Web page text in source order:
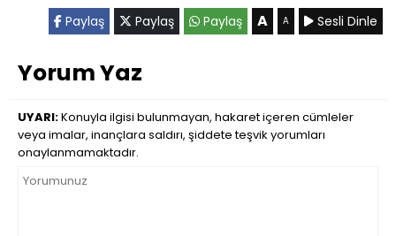
Paylaş
Paylaş Paylaş A A Sesli Dinle
Yorum Yaz
UYARI:Konuyla ilgisi bulunmayan, hakaret içeren cümleler
veya imalar, inançlara saldırı, şiddete teşvik yorumları
onaylanmamaktadır.